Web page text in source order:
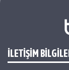
İLETİŞİM